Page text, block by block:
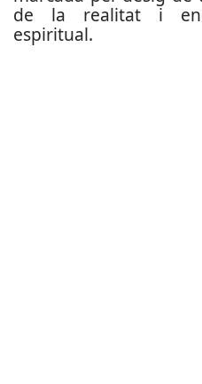
de la realitat i
espiritual.